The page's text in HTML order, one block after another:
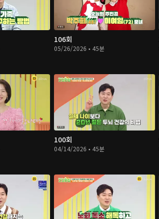
106회
05/26/2026 • 45분
100회
04/14/2026 • 45분